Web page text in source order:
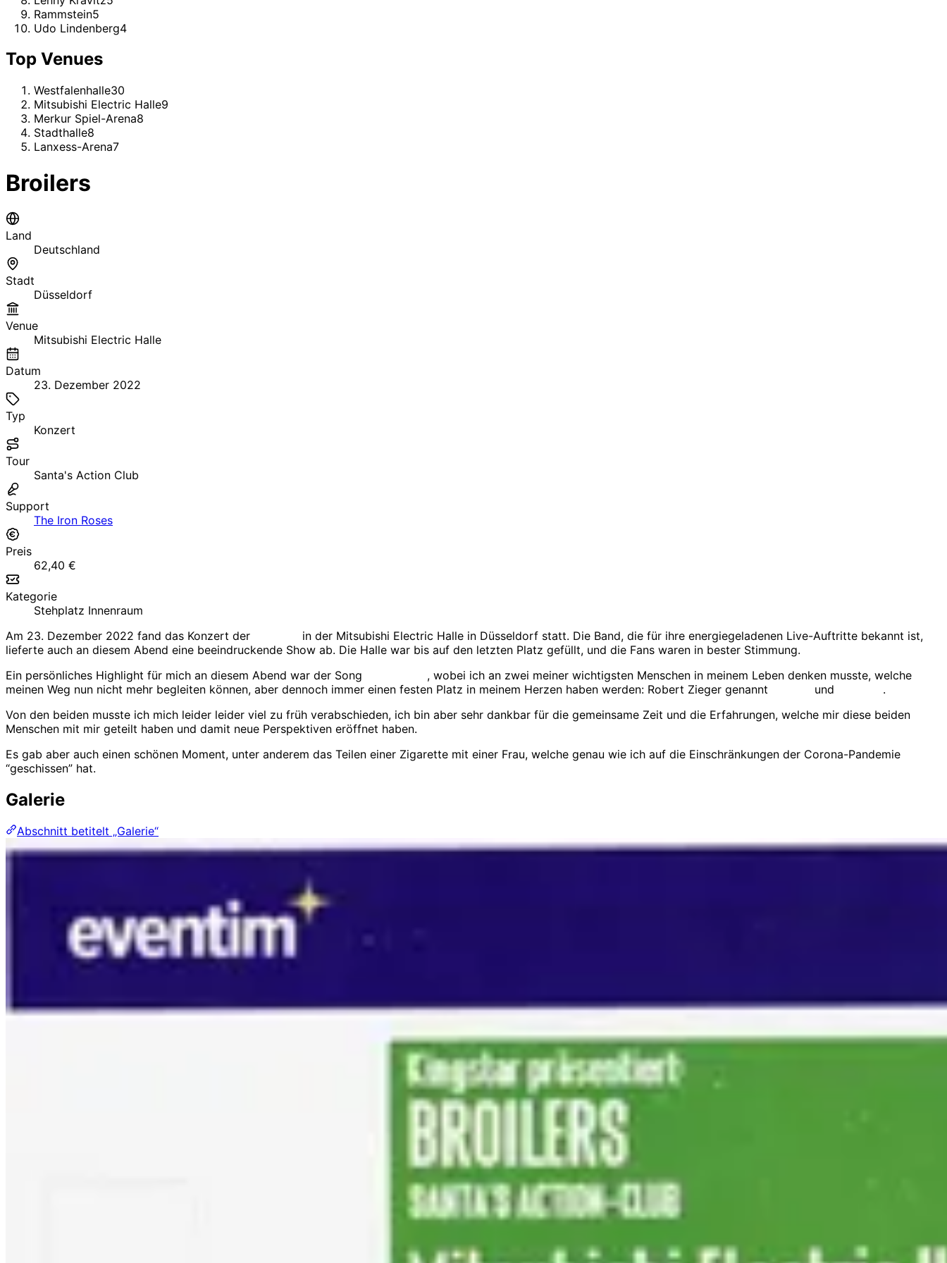
Rammstein5
Udo Lindenberg4
Top Venues
Westfalenhalle30
Mitsubishi Electric Halle9
Merkur Spiel-Arena8
Stadthalle8
Lanxess-Arena7
Broilers
Land
Deutschland
Stadt
Düsseldorf
Venue
Mitsubishi Electric Halle
Datum
23. Dezember 2022
Typ
Konzert
Tour
Santa's Action Club
Support
The Iron Roses
Preis
62,40 €
Kategorie
Stehplatz Innenraum
Am 23. Dezember 2022 fand das Konzert der
in der Mitsubishi Electric Halle in Düsseldorf statt. Die Band, die für ihre energiegeladenen Live-Auftritte bekannt ist,
lieferte auch an diesem Abend eine beeindruckende Show ab. Die Halle war bis auf den letzten Platz gefüllt, und die Fans waren in bester Stimmung.
Ein persönliches Highlight für mich an diesem Abend war der Song
, wobei ich an zwei meiner wichtigsten Menschen in meinem Leben denken musste, welche
meinen Weg nun nicht mehr begleiten können, aber dennoch immer einen festen Platz in meinem Herzen haben werden: Robert Zieger genannt
und
.
Von den beiden musste ich mich leider leider viel zu früh verabschieden, ich bin aber sehr dankbar für die gemeinsame Zeit und die Erfahrungen, welche mir diese beiden
Menschen mit mir geteilt haben und damit neue Perspektiven eröffnet haben.
Es gab aber auch einen schönen Moment, unter anderem das Teilen einer Zigarette mit einer Frau, welche genau wie ich auf die Einschränkungen der Corona-Pandemie
“geschissen” hat.
Galerie
Abschnitt betitelt „Galerie“